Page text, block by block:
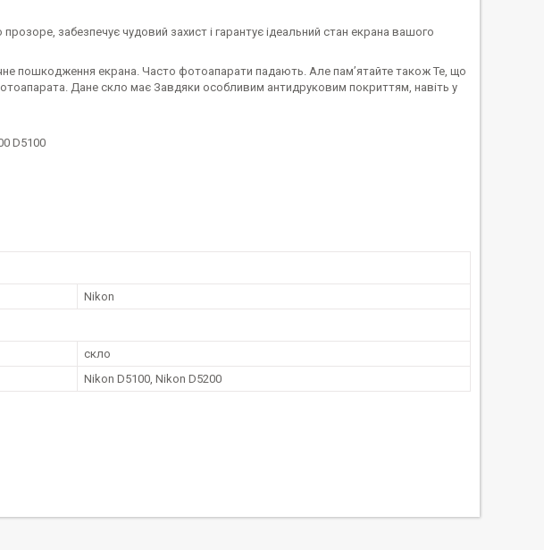
забезпечує чудовий захист і гарантує ідеальний стан екрана вашого
пошкодження екрана. Часто фотоапарати падають. Але пам’ятайте також Те, що
Дане скло має Завдяки особливим антидруковим покриттям, навіть у
D5100
Nikon
скло
Nikon D5100, Nikon D5200